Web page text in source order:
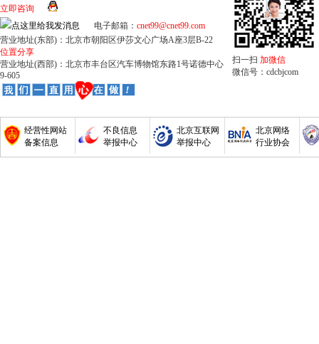
立即咨询
电子邮箱： cnet99@cnet99.com
营业地址(东部)：北京市朝阳区伊莎文心广场A座3层B-22
位置分享
营业地址(西部)：北京市丰台区汽车博物馆东路1号诺德中心
9-605
扫一扫 加微信
微信号：cdcbjcom
经营性网站
备案信息
不良信息
举报中心
北京互联网
举报中心
北京网络
行业协会